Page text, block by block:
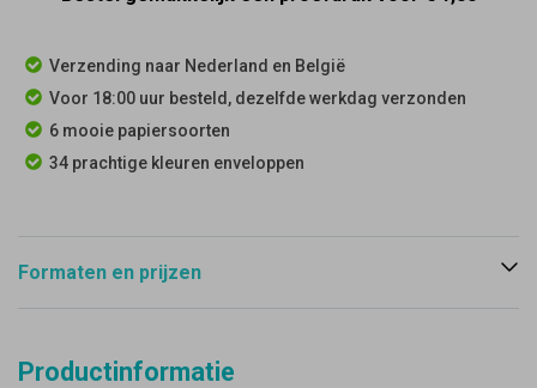
Verzending naar Nederland en België
Voor 18:00 uur besteld, dezelfde werkdag verzonden
6 mooie papiersoorten
34 prachtige kleuren enveloppen
Formaten en prijzen
Productinformatie